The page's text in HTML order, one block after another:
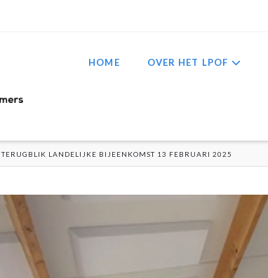
HOME OVER HET LPOF
TERUGBLIK LANDELIJKE BIJEENKOMST 13 FEBRUARI 2025